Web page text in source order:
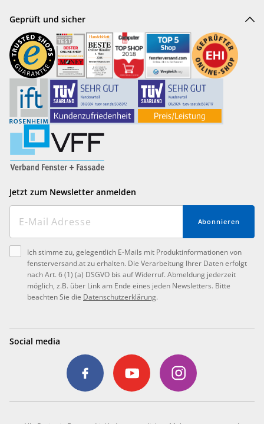
Geprüft und sicher
Jetzt zum Newsletter anmelden
Abonnieren
Ich stimme zu, gelegentlich E-Mails mit Produktinformationen von
fensterversand.at zu erhalten. Die Verarbeitung Ihrer Daten erfolgt
nach Art. 6 (1) (a) DSGVO bis auf Widerruf. Abmeldung jederzeit
möglich, z.B. über Link am Ende eines jeden Newsletters. Bitte
beachten Sie die Datenschutzerklärung.
Social media